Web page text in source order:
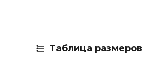
Таблица размеров